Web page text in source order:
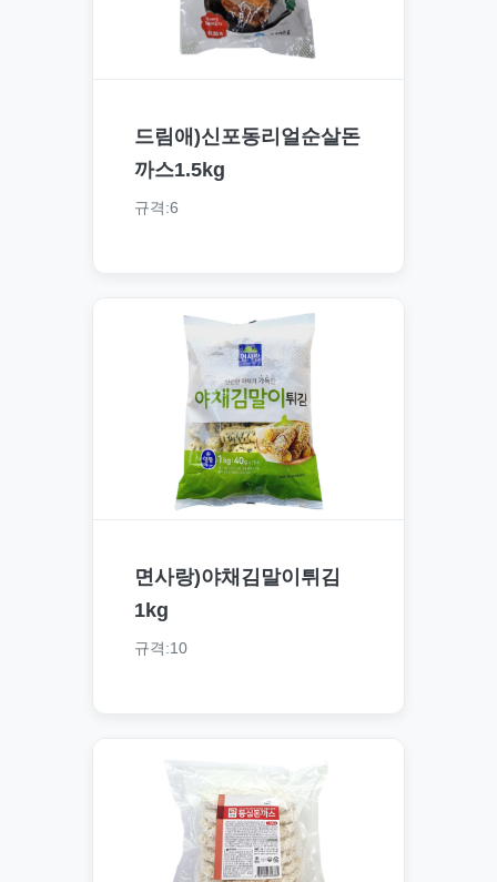
드림애)신포동리얼순살돈
까스1.5kg
규격:6
면사랑)야채김말이튀김
1kg
규격:10